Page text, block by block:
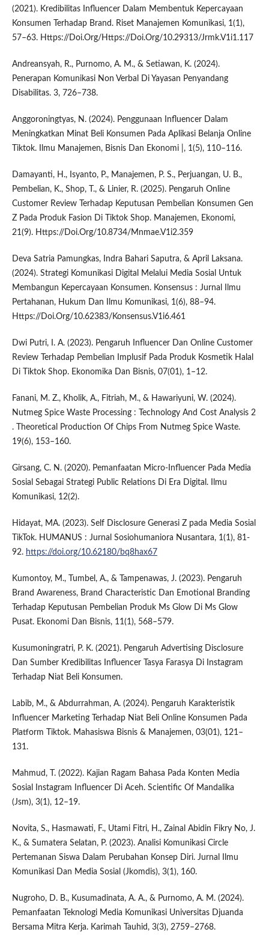
(2021). Kredibilitas Influencer Dalam Membentuk Kepercayaan
Konsumen Terhadap Brand. Riset Manajemen Komunikasi, 1(1),
57–63. Https://Doi.Org/Https://Doi.Org/10.29313/Jrmk.V1i1.117
Andreansyah, R., Purnomo, A. M., & Setiawan, K. (2024).
Penerapan Komunikasi Non Verbal Di Yayasan Penyandang
Disabilitas. 3, 726–738.
Anggoroningtyas, N. (2024). Penggunaan Influencer Dalam
Meningkatkan Minat Beli Konsumen Pada Aplikasi Belanja Online
Tiktok. Ilmu Manajemen, Bisnis Dan Ekonomi |, 1(5), 110–116.
Damayanti, H., Isyanto, P., Manajemen, P. S., Perjuangan, U. B.,
Pembelian, K., Shop, T., & Linier, R. (2025). Pengaruh Online
Customer Review Terhadap Keputusan Pembelian Konsumen Gen
Z Pada Produk Fasion Di Tiktok Shop. Manajemen, Ekonomi,
21(9). Https://Doi.Org/10.8734/Mnmae.V1i2.359
Deva Satria Pamungkas, Indra Bahari Saputra, & April Laksana.
(2024). Strategi Komunikasi Digital Melalui Media Sosial Untuk
Membangun Kepercayaan Konsumen. Konsensus : Jurnal Ilmu
Pertahanan, Hukum Dan Ilmu Komunikasi, 1(6), 88–94.
Https://Doi.Org/10.62383/Konsensus.V1i6.461
Dwi Putri, I. A. (2023). Pengaruh Influencer Dan Online Customer
Review Terhadap Pembelian Implusif Pada Produk Kosmetik Halal
Di Tiktok Shop. Ekonomika Dan Bisnis, 07(01), 1–12.
Fanani, M. Z., Kholik, A., Fitriah, M., & Hawariyuni, W. (2024).
Nutmeg Spice Waste Processing : Technology And Cost Analysis 2
. Theoretical Production Of Chips From Nutmeg Spice Waste.
19(6), 153–160.
Girsang, C. N. (2020). Pemanfaatan Micro-Influencer Pada Media
Sosial Sebagai Strategi Public Relations Di Era Digital. Ilmu
Komunikasi, 12(2).
Hidayat, MA. (2023). Self Disclosure Generasi Z pada Media Sosial
TikTok. HUMANUS : Jurnal Sosiohumaniora Nusantara, 1(1), 81-
92. https://doi.org/10.62180/bq8hax67
Kumontoy, M., Tumbel, A., & Tampenawas, J. (2023). Pengaruh
Brand Awareness, Brand Characteristic Dan Emotional Branding
Terhadap Keputusan Pembelian Produk Ms Glow Di Ms Glow
Pusat. Ekonomi Dan Bisnis, 11(1), 568–579.
Kusumoningratri, P. K. (2021). Pengaruh Advertising Disclosure
Dan Sumber Kredibilitas Influencer Tasya Farasya Di Instagram
Terhadap Niat Beli Konsumen.
Labib, M., & Abdurrahman, A. (2024). Pengaruh Karakteristik
Influencer Marketing Terhadap Niat Beli Online Konsumen Pada
Platform Tiktok. Mahasiswa Bisnis & Manajemen, 03(01), 121–
131.
Mahmud, T. (2022). Kajian Ragam Bahasa Pada Konten Media
Sosial Instagram Influencer Di Aceh. Scientific Of Mandalika
(Jsm), 3(1), 12–19.
Novita, S., Hasmawati, F., Utami Fitri, H., Zainal Abidin Fikry No, J.
K., & Sumatera Selatan, P. (2023). Analisi Komunikasi Circle
Pertemanan Siswa Dalam Perubahan Konsep Diri. Jurnal Ilmu
Komunikasi Dan Media Sosial (Jkomdis), 3(1), 160.
Nugroho, D. B., Kusumadinata, A. A., & Purnomo, A. M. (2024).
Pemanfaatan Teknologi Media Komunikasi Universitas Djuanda
Bersama Mitra Kerja. Karimah Tauhid, 3(3), 2759–2768.